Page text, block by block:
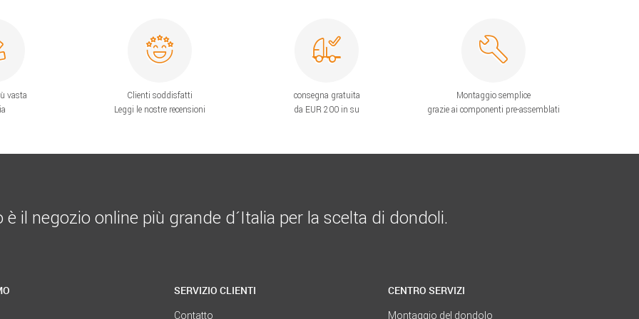
vasta
Clienti soddisfatti
Leggi le nostre recensioni
consegna gratuita
da EUR 200 in su
Montaggio semplice
grazie ai componenti pre-assemblati
il negozio online più grande d´Italia per la scelta di dondoli.
SERVIZIO CLIENTI
Contatto
CENTRO SERVIZI
Montaggio del dondolo